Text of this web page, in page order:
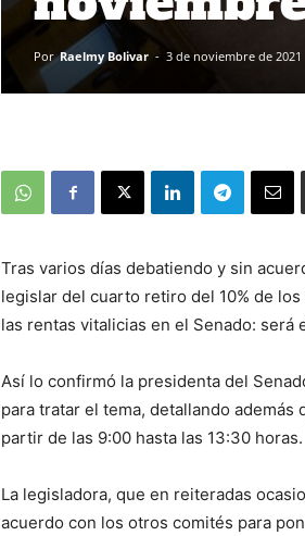
Por Raelmy Bolivar - 3 de noviembre de 2021
Tras varios días debatiendo y sin
legislar del cuarto retiro del 10% de
las rentas vitalicias en el Senado:
Así lo confirmó la presidenta del
para tratar el tema, detallando
partir de las 9:00 hasta las 13:30 horas.
La legisladora, que en reiteradas
acuerdo con los otros comités para